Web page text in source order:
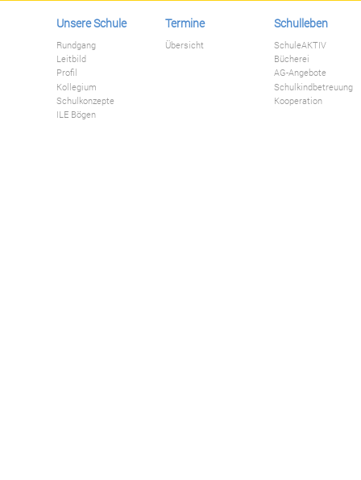
Unsere Schule
Rundgang
Leitbild
Profil
Kollegium
Schulkonzepte
ILE Bögen
Termine
Übersicht
Schulleben
SchuleAKTIV
Bücherei
AG-Angebote
Schulkindbetreuung
Kooperation